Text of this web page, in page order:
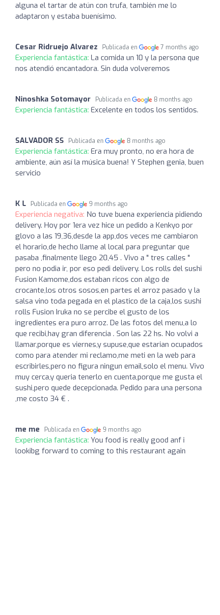
alguna el tartar de atún con trufa, también me lo
adaptaron y estaba buenísimo.
Cesar Ridruejo Alvarez Publicada en 7 months ago
Experiencia fantástica: La comida un 10 y la persona que
nos atendió encantadora. Sin duda volveremos
Ninoshka Sotomayor Publicada en 8 months ago
Experiencia fantástica: Excelente en todos los sentidos.
SALVADOR SS Publicada en 8 months ago
Experiencia fantástica: Era muy pronto, no era hora de
ambiente, aún así la música buena! Y Stephen genia, buen
servicio
K L Publicada en 9 months ago
Experiencia negativa: No tuve buena experiencia pidiendo
delivery. Hoy por 1era vez hice un pedido a Kenkyo por
glovo a las 19,36,desde la app,dos veces me cambiaron
el horario,de hecho llame al local para preguntar que
pasaba ,finalmente llego 20,45 . Vivo a " tres calles "
pero no podia ir, por eso pedi delivery. Los rolls del sushi
Fusion Kamome,dos estaban ricos con algo de
crocante,los otros sosos,en partes el arroz pasado y la
salsa vino toda pegada en el plastico de la caja,los sushi
rolls Fusion Iruka no se percibe el gusto de los
ingredientes era puro arroz. De las fotos del menu,a lo
que recibi,hay gran diferencia . Son las 22 hs. No volvi a
llamar,porque es viernes,y supuse,que estarian ocupados
como para atender mi reclamo,me meti en la web para
escribirles,pero no figura ningun email,solo el menu. Vivo
muy cerca,y queria tenerlo en cuenta,porque me gusta el
sushi,pero quede decepcionada. Pedido para una persona
,me costo 34 € .
me me Publicada en 9 months ago
Experiencia fantástica: You food is really good anf i
lookibg forward to coming to this restaurant again